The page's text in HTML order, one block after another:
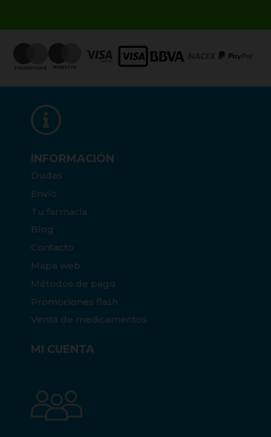
INFORMACIÓN
Dudas
Envío
Tu farmacia
Blog
Contacto
Mapa web
Métodos de pago
Promociones flash
Venta de medicamentos
MI CUENTA